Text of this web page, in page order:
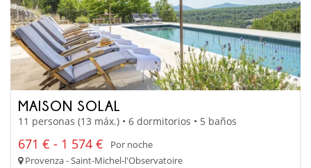
MAISON SOLAL
11 personas (13 máx.) • 6 dormitorios • 5 baños
671 € - 1 574 €
Por noche
Provenza - Saint-Michel-l'Observatoire